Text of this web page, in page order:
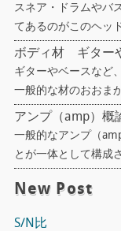
スネア・ドラムやバ
てあるのがこのヘッ
ボディ材 ギター
ギターやベースなど
一般的な材のおおま
アンプ（amp）概
一般的なアンプ（
とが一体として構成
New Post
S/N比